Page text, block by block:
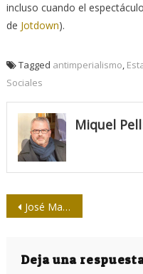
incluso cuando el
de Jotdown).
Tagged antimperialismo,
Sociales
Miquel
Navegación
entradas
José Martí contra la dictadura imperialista
Deja una